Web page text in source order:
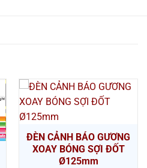
ĐÈN CẢNH BÁO GƯƠNG
XOAY BÓNG SỢI ĐỐT
Ø125mm